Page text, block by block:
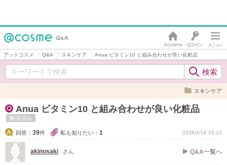
アットコスメ Q&A スキンケア Anua ビタミン10 と組み合わせが良い化粧品
スキンケア
Anua ビタミン10 と組み合わせが良い化粧品
解決済み
回答： 39件 私も知りたい： 1 2026/1/16 23:12
akinosaki さん Q&A一覧へ